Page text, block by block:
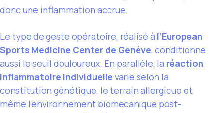
donc une inflammation accrue.
Le type de geste opératoire, réalisé à l’European
Sports Medicine Center de Genève, conditionne
aussi le seuil douloureux. En parallèle, la réaction
inflammatoire individuelle varie selon la
constitution génétique, le terrain allergique et
même l’environnement biomecanique post-